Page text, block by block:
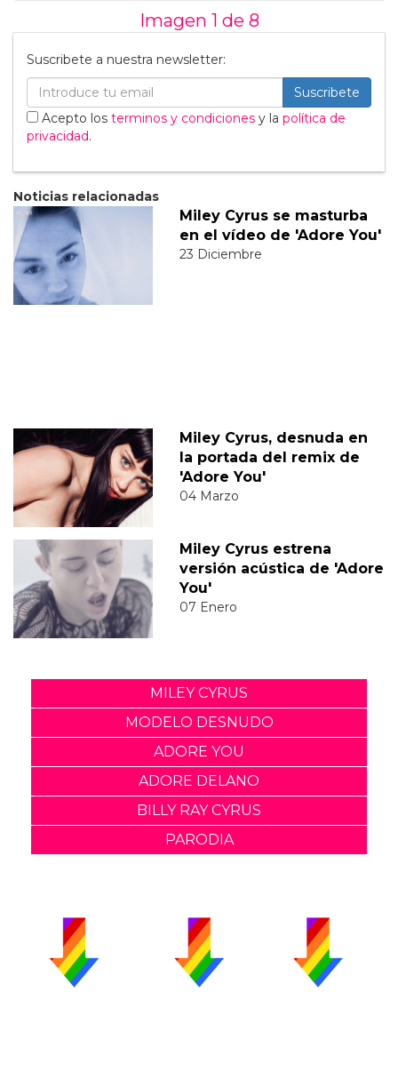
Imagen 1 de 8
Suscribete a nuestra newsletter:
Suscribete
Acepto los terminos y condiciones y la política de
privacidad.
Noticias relacionadas
Miley Cyrus se masturba
en el vídeo de 'Adore You'
23 Diciembre
Miley Cyrus, desnuda en
la portada del remix de
'Adore You'
04 Marzo
Miley Cyrus estrena
versión acústica de 'Adore
You'
07 Enero
MILEY CYRUS
MODELO DESNUDO
ADORE YOU
ADORE DELANO
BILLY RAY CYRUS
PARODIA